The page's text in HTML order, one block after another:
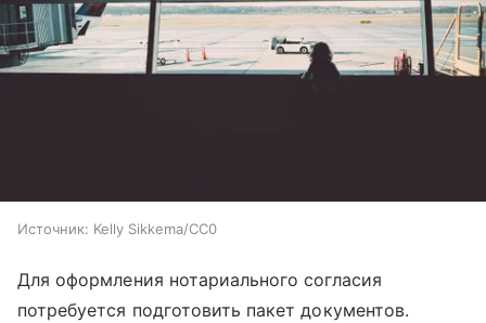
Источник: Kelly Sikkema/CC0
Для оформления нотариального согласия
потребуется подготовить пакет документов.